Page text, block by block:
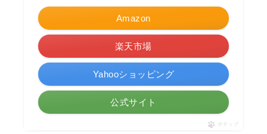
Amazon
楽天市場
Yahooショッピング
公式サイト
ポチップ